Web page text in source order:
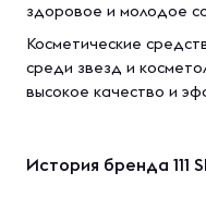
здоровое и молодое
Косметические
среди звезд и
высокое качество и
История бренда 111